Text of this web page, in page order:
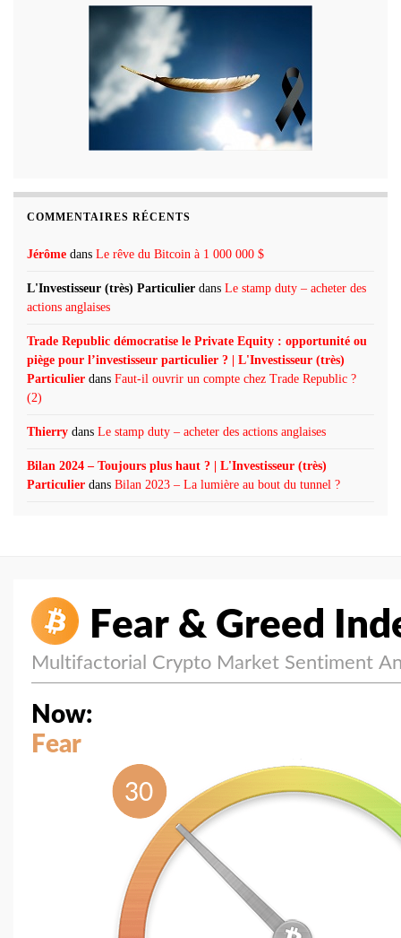
COMMENTAIRES RÉCENTS
Jérôme dans Le rêve du Bitcoin à 1 000 000 $
L'Investisseur (très) Particulier dans Le stamp duty – acheter des
actions anglaises
Trade Republic démocratise le Private Equity : opportunité ou
piège pour l’investisseur particulier ? | L'Investisseur (très)
Particulier dans Faut-il ouvrir un compte chez Trade Republic ?
(2)
Thierry dans Le stamp duty – acheter des actions anglaises
Bilan 2024 – Toujours plus haut ? | L'Investisseur (très)
Particulier dans Bilan 2023 – La lumière au bout du tunnel ?